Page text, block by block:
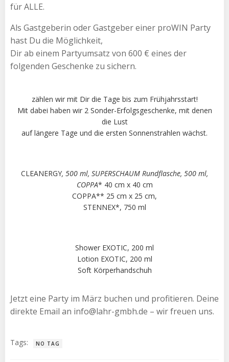
für ALLE.
Als Gastgeberin oder Gastgeber einer proWIN Party
hast Du die Möglichkeit,
Dir ab einem Partyumsatz von 600 € eines der
folgenden Geschenke zu sichern.
zählen wir mit Dir die Tage bis zum Frühjahrsstart!
Mit dabei haben wir 2 Sonder-Erfolgsgeschenke, mit denen
die Lust
auf längere Tage und die ersten Sonnenstrahlen wächst.
CLEANERGY, 500 ml, SUPERSCHAUM Rundflasche, 500 ml,
COPPA* 40 cm x 40 cm
COPPA** 25 cm x 25 cm,
STENNEX*, 750 ml
Shower EXOTIC, 200 ml
Lotion EXOTIC, 200 ml
Soft Körperhandschuh
Jetzt eine Party im März buchen und profitieren. Deine
direkte Email an info@lahr-gmbh.de – wir freuen uns.
Tags: NO TAG